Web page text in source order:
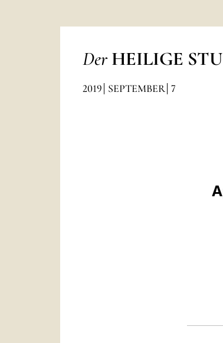
Der HEILIGE
2019 SEPTEMBER 7